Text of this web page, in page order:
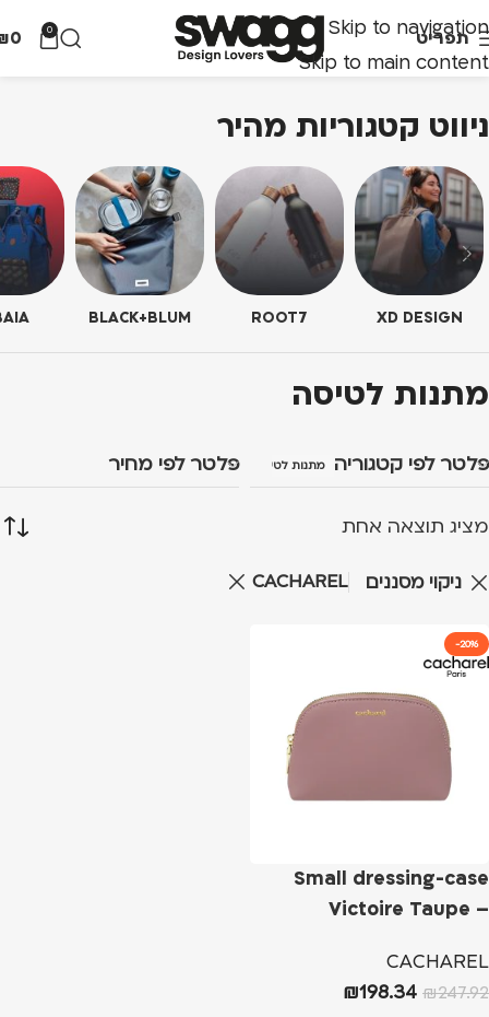
Skip to navigation
Skip to main content
תפריט 0
0
ניווט קטגוריות מהיר
XD DESIGN
ROOT7
BLACK+BLUM
מתנות לטיסה
פלטר לפי קטגוריה מתנות לטיסה פלטר לפי מחיר
מציג תוצאה אחת
ניקוי מסננים CACHAREL
-20%
Small dressing-case
Victoire Taupe –
CACHAREL
₪247.92
₪198.34